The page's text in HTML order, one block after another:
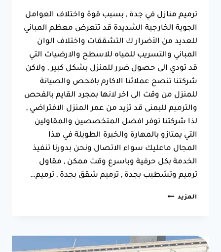
ترميم منازل في جدة , بسبب قوة واختلاف العوامل
الجوية الخارجية الشديدة قد تتعرض معظم المباني
للعديد من الأضرار ك التشققات واختلاف الوان
المباني والتسريب للمياه للاسطح والارضيات التي
قد تودي الى حصول ضرر للمنزل بشكل كبير , ولاكن
شركتنا تنصح عملائنا الاكارم بافحص والصيانة
للمنزل من وقت الى اخر لانها بمجرد القايم بالفحص
والترميم للبمنى قد تزيد من عمر المنزل الافتراضي ,
لذا شركتنا توفر افضل المتخصصين والمقاولين
التي يمتازو بالمهارة والخبرة الطويلة في هذا
المجال ماعليك سواء الاتصال ونحن بدورنا تنفيذ
الخدمة بكل حرفية وباسرع وقت ممكن , مقاول
ترميم وتشطيب بجدة , ترميم شقق بجدة , ترميم…
المزيد ترميم
جوال:0550025546
مقاول